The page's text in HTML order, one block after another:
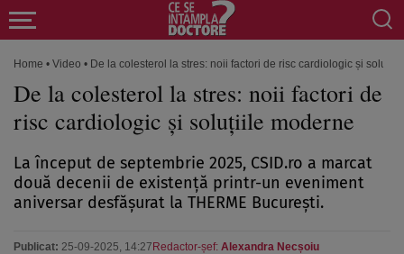
Home • Video • De la colesterol la stres: noii factori de risc cardiologic și
De la colesterol la stres: noii factori de
risc cardiologic și soluțiile moderne
La început de septembrie 2025, CSID.ro a marcat
două decenii de existență printr-un eveniment
aniversar desfășurat la THERME București.
Publicat: 25-09-2025, 14:27 Redactor-șef: Alexandra Necșoiu